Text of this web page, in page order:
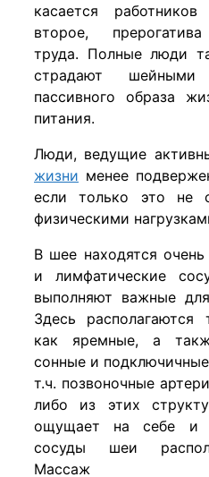
касается
второе,
труда. Полные люди
страдают
пассивного образа
питания.
Люди, ведущие
жизни менее
если только это не
физическими
В шее находятся
и лимфатические
выполняют важные
Здесь
как яремные, а
сонные и
т.ч. позвоночные
либо из этих
ощущает на себе и
сосуды шеи
Массаж